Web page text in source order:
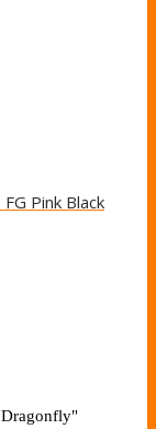
Pink Black